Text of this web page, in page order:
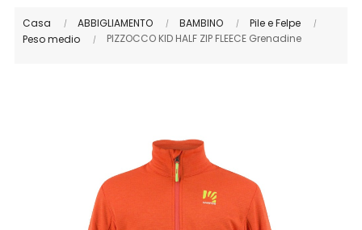
Casa ABBIGLIAMENTO BAMBINO
Pile e Felpe
Peso medio
PIZZOCCO KID HALF ZIP FLEECE Grenadine